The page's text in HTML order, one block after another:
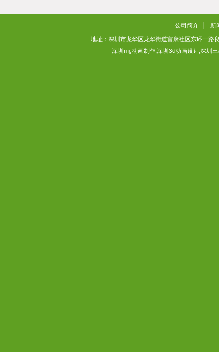
2026/03/04
公司简介
新
地址：深圳市龙华区龙华街道富康社区东环一
深圳mg动画制作,深圳3d动画设计,深圳